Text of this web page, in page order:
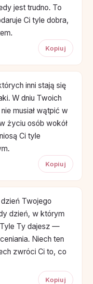
jest trudno. To
Ci tyle dobra,
Kopiuj
inni stają się
W dniu Twoich
musiał wątpić w
życiu osób wokół
Ci tyle
Kopiuj
Twojego
dzień, w którym
Ty dajesz —
Niech ten
zwróci Ci to, co
Kopiuj